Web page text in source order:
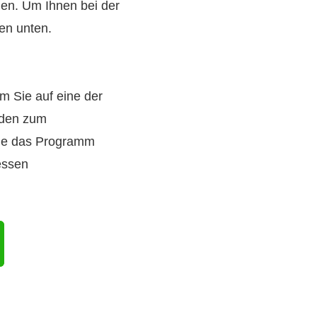
Um Ihnen bei der
unten.
Sie auf eine der
zum
das Programm